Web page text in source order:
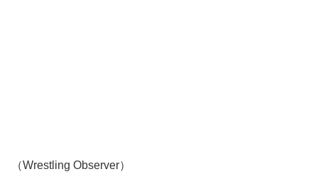
（Wrestling Observer）